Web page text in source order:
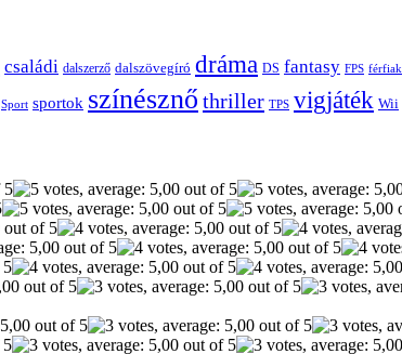
családi dalszerző dalszövegíró dráma DS fantasy FPS férfiak
Sport sportok színésznő thriller TPS vigjáték Wii